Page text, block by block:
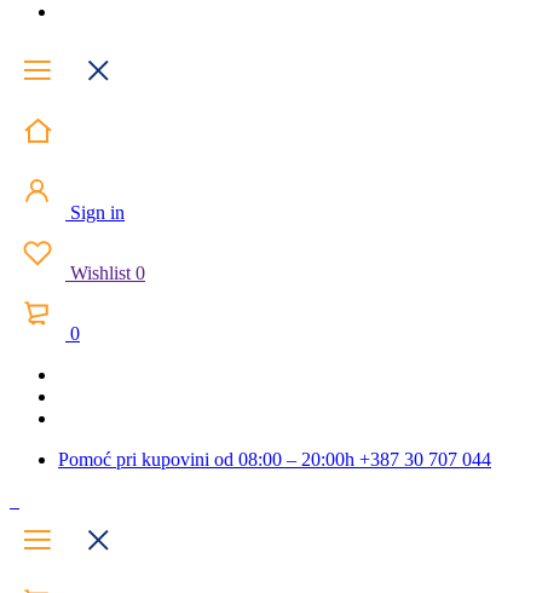
Sign in
Wishlist 0
0
Pomoć pri kupovini od 08:00 – 20:00h +387 30 707 044